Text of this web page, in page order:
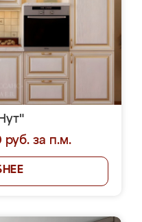
руб. за п.м.